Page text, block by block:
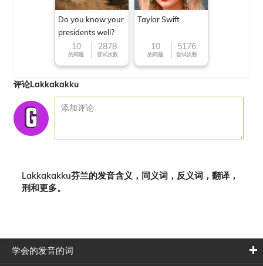
Do you know your
presidents well?
10
的问题
2878
尝试次数
Taylor Swift
10
的问题
5176
尝试次数
评论Lakkakakku
Lakkakakku芬兰的发音含义，同义词，反义词，翻译，
刑和更多。
学会的发音的词